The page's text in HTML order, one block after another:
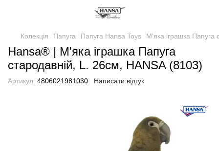
Колекція Папуга Папуга Hansa Toys М'яка іграшка Папуга
Hansa® | М'яка іграшка Папуга
стародавній, L. 26см, HANSA (8103)
Артикул: 4806021981030 Написати відгук